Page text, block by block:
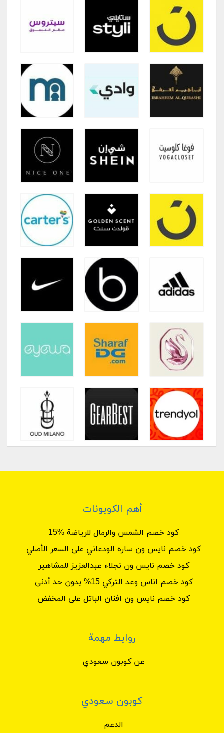
أهم الكوبونات
كود خصم الشمس والرمال للرياضة %15
كود خصم نايس ون ساره الودعاني على السعر الأصلي
كود خصم نايس ون نجلاء عبدالعزيز للمشاهير
كود خصم اناس وعد التركي 15% بدون حد أدنى
كود خصم نايس ون افنان الباتل على المخفض
روابط مهمة
عن كوبون سعودي
كوبون سعودي
الدعم